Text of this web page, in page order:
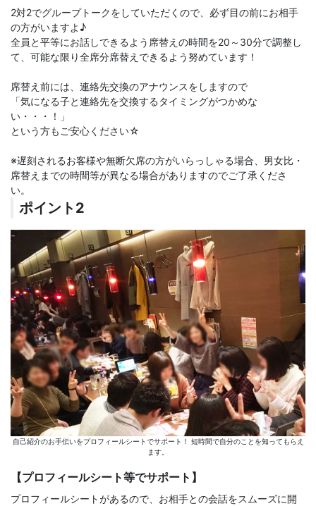
2対2でグループトークをしていただくので、必ず目の前にお相手
の方がいますよ♪
全員と平等にお話しできるよう席替えの時間を20～30分で調整し
て、可能な限り全席分席替えできるよう努めています！
席替え前には、連絡先交換のアナウンスをしますので
「気になる子と連絡先を交換するタイミングがつかめな
い・・・！」
という方もご安心ください☆
※遅刻されるお客様や無断欠席の方がいらっしゃる場合、男女比・
席替えまでの時間等が異なる場合がありますのでご了承くださ
い。
ポイント2
自己紹介のお手伝いをプロフィールシートでサポート！ 短時間で自分のことを知ってもらえ
ます。
【プロフィールシート等でサポート】
プロフィールシートがあるので、お相手との会話をスムーズに開